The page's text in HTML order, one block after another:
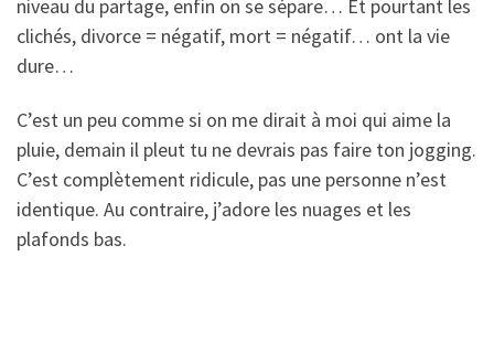
niveau du partage, enfin on se sépare… Et pourtant les
clichés, divorce = négatif, mort = négatif… ont la vie
dure…
C’est un peu comme si on me dirait à moi qui aime la
pluie, demain il pleut tu ne devrais pas faire ton jogging.
C’est complètement ridicule, pas une personne n’est
identique. Au contraire, j’adore les nuages et les
plafonds bas.